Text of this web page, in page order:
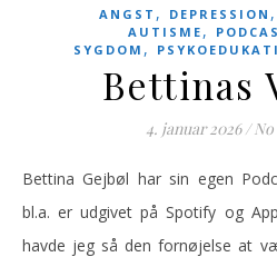
ANGST , DEPRESSION ,
AUTISME ,
SYGDOM ,
Bettinas
4. januar 2026 /
Bettina Gejbøl har sin egen Podcast, Bettinas Verden, som
bl.a. er udgivet på Spotify og
havde jeg så den fornøjelse at